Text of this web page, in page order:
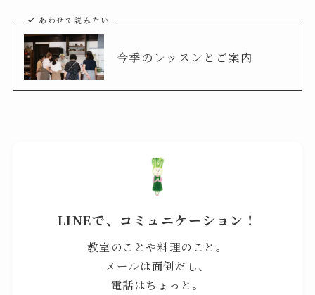
あわせて読みたい
今季のレッスンとご案内
LINEで、コミュニケーション！
教室のことや料理のこと。
メールは面倒だし、
電話はちょっと。